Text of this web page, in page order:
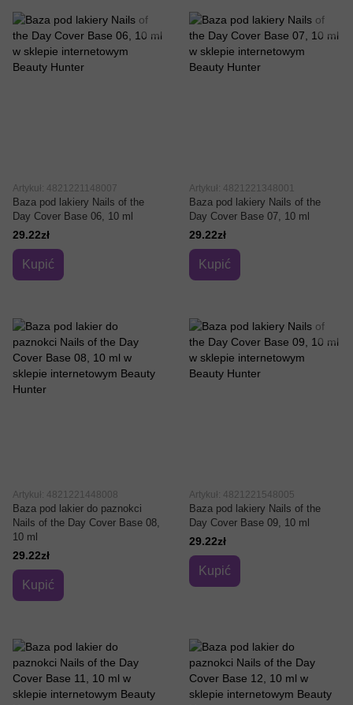
Artykuł: 4821221148007
Baza pod lakiery Nails of the
Day Cover Base 06, 10 ml
29.22zł
Kupić
Artykuł: 4821221348001
Baza pod lakiery Nails of the
Day Cover Base 07, 10 ml
29.22zł
Kupić
Artykuł: 4821221448008
Baza pod lakier do paznokci
Nails of the Day Cover Base 08,
10 ml
29.22zł
Kupić
Artykuł: 4821221548005
Baza pod lakiery Nails of the
Day Cover Base 09, 10 ml
29.22zł
Kupić